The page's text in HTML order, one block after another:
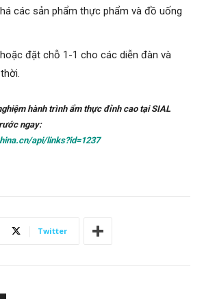
các sản phẩm thực phẩm và đồ uống
đặt chỗ 1-1 cho các diễn đàn và
hành trình ẩm thực đỉnh cao tại SIAL
ngay:
api/links?id=1237
Twitter